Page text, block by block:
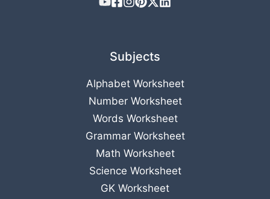
Subjects
Alphabet Worksheet
Number Worksheet
Words Worksheet
Grammar Worksheet
Math Worksheet
Science Worksheet
GK Worksheet